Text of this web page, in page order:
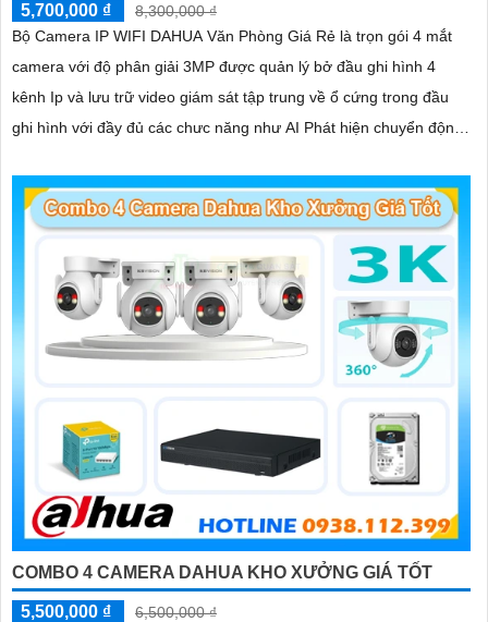
5,700,000 ₫
8,300,000 ₫
Bộ Camera IP WIFI DAHUA Văn Phòng Giá Rẻ là trọn gói 4 mắt
camera với độ phân giải 3MP được quản lý bở đầu ghi hình 4
kênh Ip và lưu trữ video giám sát tập trung về ổ cứng trong đầu
ghi hình với đầy đủ các chưc năng như AI Phát hiện chuyển động,
COMBO 4 CAMERA DAHUA KHO XƯỞNG GIÁ TỐT
5,500,000 ₫
6,500,000 ₫